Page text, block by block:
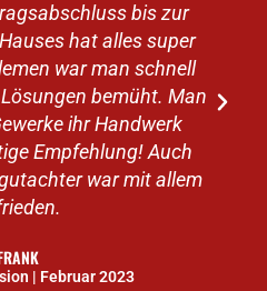
bis zur
hat alles super
war man schnell
bemüht. Man
ihr Handwerk
Empfehlung! Auch
war mit allem
| Februar 2023